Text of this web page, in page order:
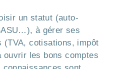
un statut (auto-
à gérer ses
(TVA, cotisations, impôt
ouvrir les bons comptes